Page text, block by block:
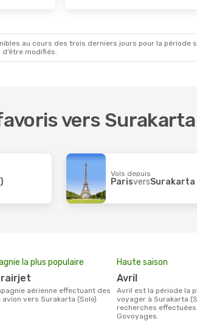
au cours des trois derniers jours pour la
modifiés.
vers
Vols depuis
ParisversSurakarta
la plus populaire
avion vers Surakarta (Solo)
Haute saison
avril
avril est la période la plus chargée pour
voyager à Surakarta
recherches
Govoyages.